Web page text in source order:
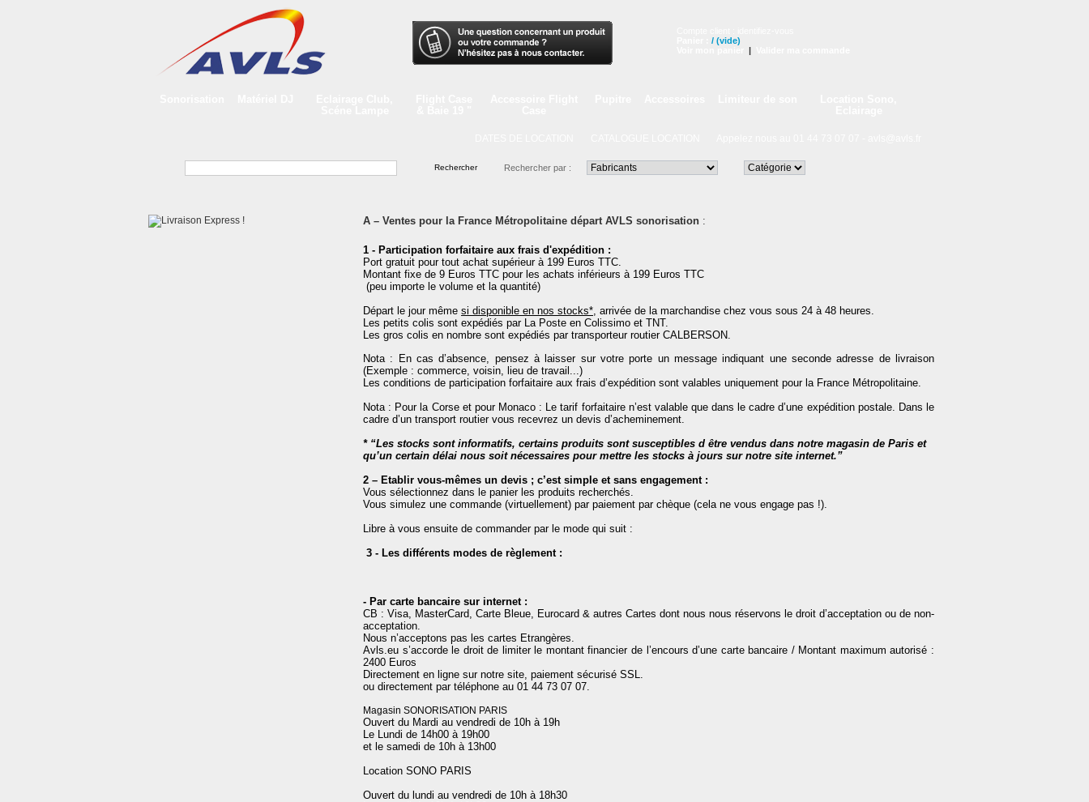
/ (vide)
|
Rechercher par :
A – Ventes pour la France Métropolitaine départ AVLS sonorisation :
1 - Participation forfaitaire aux frais d'expédition :
Port gratuit pour tout achat supérieur à 199 Euros TTC.
Montant fixe de 9 Euros TTC pour les achats inférieurs à 199 Euros TTC
(peu importe le volume et la quantité)
Départ le jour même si disponible en nos stocks* , arrivée de la marchandise chez vous sous 24 à 48 heures.
Les petits colis sont expédiés par La Poste en Colissimo et TNT.
Les gros colis en nombre sont expédiés par transporteur routier CALBERSON.
Nota : En cas d’absence, pensez à laisser sur votre porte un message indiquant une seconde adresse de livraison
(Exemple : commerce, voisin, lieu de travail...)
Les conditions de participation forfaitaire aux frais d’expédition sont valables uniquement pour la France Métropolitaine.
Nota : Pour la Corse et pour Monaco : Le tarif forfaitaire n’est valable que dans le cadre d’une expédition postale. Dans le
cadre d’un transport routier vous recevrez un devis d’acheminement.
* “Les stocks sont informatifs, certains produits sont susceptibles d être vendus dans notre magasin de Paris et
qu’un certain délai nous soit nécessaires pour mettre les stocks à jours sur notre site internet.”
2 – Etablir vous-mêmes un devis ; c’est simple et sans engagement :
Vous sélectionnez dans le panier les produits recherchés.
Vous simulez une commande (virtuellement) par paiement par chèque (cela ne vous engage pas !).
Libre à vous ensuite de commander par le mode qui suit :
3 - Les différents modes de règlement :
- Par carte bancaire sur internet :
CB : Visa, MasterCard, Carte Bleue, Eurocard & autres Cartes dont nous nous réservons le droit d’acceptation ou de non-
acceptation.
Nous n’acceptons pas les cartes Etrangères.
Avls.eu s’accorde le droit de limiter le montant financier de l’encours d’une carte bancaire / Montant maximum autorisé :
2400 Euros
Directement en ligne sur notre site, paiement sécurisé SSL.
ou directement par téléphone au 01 44 73 07 07.
Magasin SONORISATION PARIS
Ouvert du Mardi au vendredi de 10h à 19h
Le Lundi de 14h00 à 19h00
et le samedi de 10h à 13h00
Location SONO PARIS
Ouvert du lundi au vendredi de 10h à 18h30